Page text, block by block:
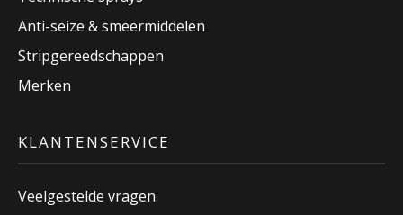
Anti-seize & smeermiddelen
Stripgereedschappen
Merken
KLANTENSERVICE
Veelgestelde vragen